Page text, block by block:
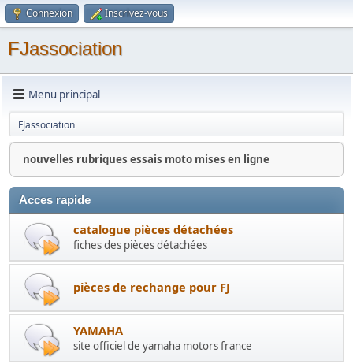
Connexion Inscrivez-vous
FJassociation
Menu principal
FJassociation
nouvelles rubriques essais moto mises en ligne
Acces rapide
catalogue pièces détachées
fiches des pièces détachées
pièces de rechange pour FJ
YAMAHA
site officiel de yamaha motors france